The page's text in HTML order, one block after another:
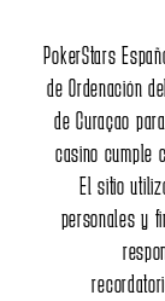
de
de
El